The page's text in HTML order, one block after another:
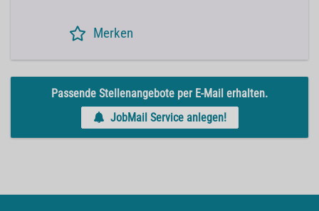
Merken
Passende Stellenangebote per E-Mail erhalten.
JobMail Service anlegen!